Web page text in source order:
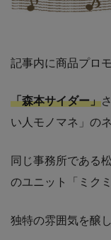
記事内に商品プロ
「森本サイダー」
い人モノマネ」の
同じ事務所である
のユニット「ミク
独特の雰囲気を醸